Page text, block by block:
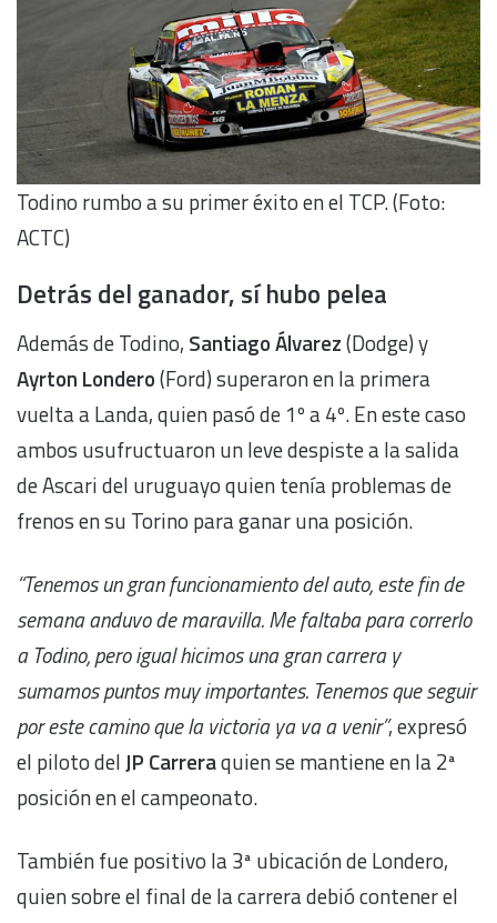
Todino rumbo a su primer éxito en el TCP. (Foto:
ACTC)
Detrás del ganador, sí hubo pelea
Además de Todino, Santiago Álvarez(Dodge) y
Ayrton Londero(Ford) superaron en la primera
vuelta a Landa, quien pasó de 1º a 4º. En este caso
ambos usufructuaron un leve despiste a la salida
de Ascari del uruguayo quien tenía problemas de
frenos en su Torino para ganar una posición.
“Tenemos un gran funcionamiento del auto, este fin de
semana anduvo de maravilla. Me faltaba para correrlo
a Todino, pero igual hicimos una gran carrera y
sumamos puntos muy importantes. Tenemos que seguir
por este camino que la victoria ya va a venir”, expresó
el piloto del JP Carreraquien se mantiene en la 2ª
posición en el campeonato.
También fue positivo la 3ª ubicación de Londero,
quien sobre el final de la carrera debió contener el